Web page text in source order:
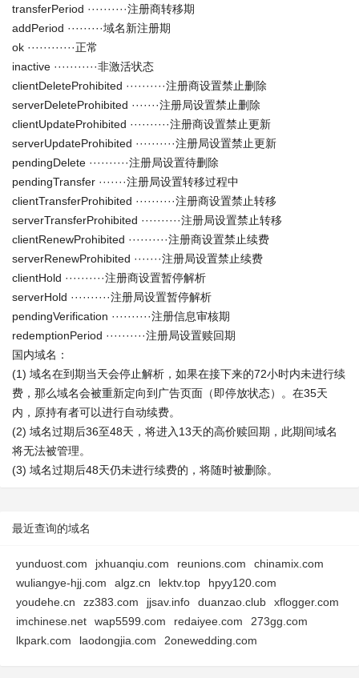
transferPeriod ··········注册商转移期
addPeriod ·········域名新注册期
ok ············正常
inactive ···········非激活状态
clientDeleteProhibited ··········注册商设置禁止删除
serverDeleteProhibited ·······注册局设置禁止删除
clientUpdateProhibited ··········注册商设置禁止更新
serverUpdateProhibited ··········注册局设置禁止更新
pendingDelete ··········注册局设置待删除
pendingTransfer ·······注册局设置转移过程中
clientTransferProhibited ··········注册商设置禁止转移
serverTransferProhibited ··········注册局设置禁止转移
clientRenewProhibited ··········注册商设置禁止续费
serverRenewProhibited ·······注册局设置禁止续费
clientHold ··········注册商设置暂停解析
serverHold ··········注册局设置暂停解析
pendingVerification ··········注册信息审核期
redemptionPeriod ··········注册局设置赎回期
国内域名：
(1) 域名在到期当天会停止解析，如果在接下来的72小时内未进行续
费，那么域名会被重新定向到广告页面（即停放状态）。在35天
内，原持有者可以进行自动续费。
(2) 域名过期后36至48天，将进入13天的高价赎回期，此期间域名
将无法被管理。
(3) 域名过期后48天仍未进行续费的，将随时被删除。
最近查询的域名
yunduost.com jxhuanqiu.com reunions.com
chinamix.com
wuliangye-hjj.com
algz.cn lektv.top
hpyy120.com
youdehe.cn
zz383.com jjsav.info duanzao.club
xflogger.com
imchinese.net
wap5599.com redaiyee.com
273gg.com
lkpark.com
laodongjia.com 2onewedding.com